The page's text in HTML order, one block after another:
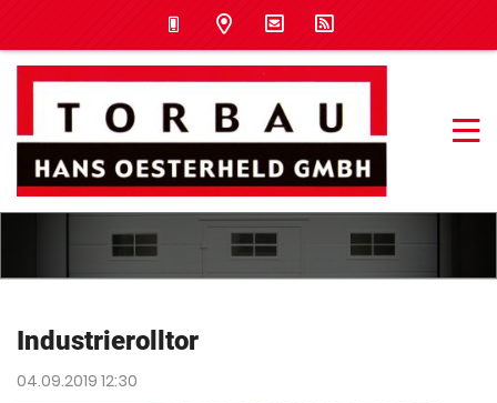
Industrierolltor
04.09.2019 12:30